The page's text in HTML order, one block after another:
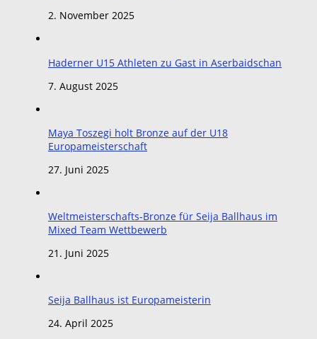
2. November 2025
Haderner U15 Athleten zu Gast in Aserbaidschan
7. August 2025
Maya Toszegi holt Bronze auf der U18
Europameisterschaft
27. Juni 2025
Weltmeisterschafts-Bronze für Seija Ballhaus im
Mixed Team Wettbewerb
21. Juni 2025
Seija Ballhaus ist Europameisterin
24. April 2025